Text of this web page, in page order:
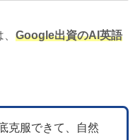
Google出資のAI英語
克服できて、自然